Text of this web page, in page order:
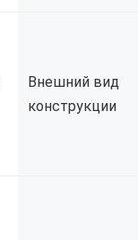
Внешний вид
конструкции